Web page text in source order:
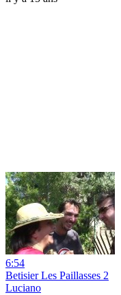
6:54
Betisier Les Paillasses 2
Luciano